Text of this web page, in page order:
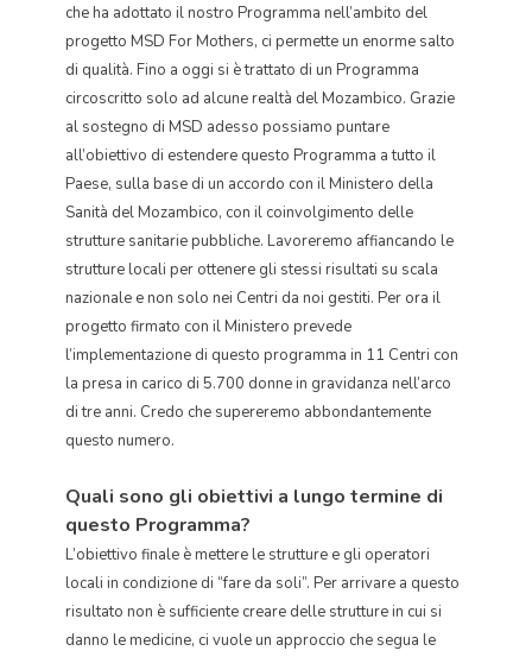
che ha adottato il nostro Programma nell’ambito del
progetto MSD For Mothers, ci permette un enorme salto
di qualità. Fino a oggi si è trattato di un Programma
circoscritto solo ad alcune realtà del Mozambico. Grazie
al sostegno di MSD adesso possiamo puntare
all’obiettivo di estendere questo Programma a tutto il
Paese, sulla base di un accordo con il Ministero della
Sanità del Mozambico, con il coinvolgimento delle
strutture sanitarie pubbliche. Lavoreremo affiancando le
strutture locali per ottenere gli stessi risultati su scala
nazionale e non solo nei Centri da noi gestiti. Per ora il
progetto firmato con il Ministero prevede
l’implementazione di questo programma in 11 Centri con
la presa in carico di 5.700 donne in gravidanza nell’arco
di tre anni. Credo che supereremo abbondantemente
questo numero.
Quali sono gli obiettivi a lungo termine di
questo Programma?
L’obiettivo finale è mettere le strutture e gli operatori
locali in condizione di “fare da soli”. Per arrivare a questo
risultato non è sufficiente creare delle strutture in cui si
danno le medicine, ci vuole un approccio che segua le